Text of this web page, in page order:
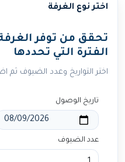
اختر نوع الغرفة
تحقق من توفر
الفترة التي تحددها
اختر التواريخ وعدد الضيوف
تاريخ الوصول
عدد الضيوف